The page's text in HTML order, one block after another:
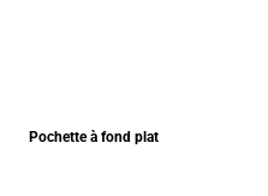
Pochette à fond plat